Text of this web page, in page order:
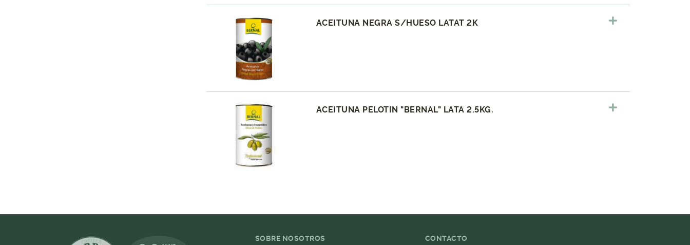
ACEITUNA NEGRA S/HUESO LATAT 2K
ACEITUNA PELOTIN "BERNAL" LATA 2.5KG.
SOBRE NOSOTROS CONTACTO